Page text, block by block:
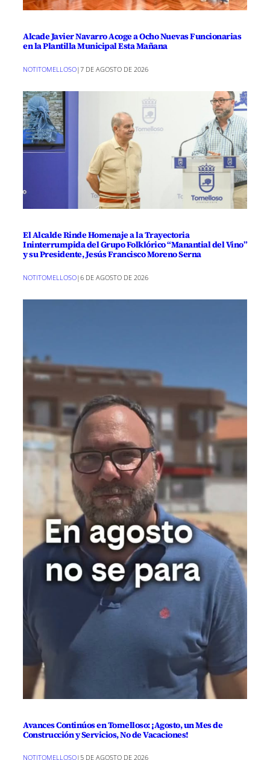
Alcade Javier Navarro Acoge a Ocho Nuevas Funcionarias
en la Plantilla Municipal Esta Mañana
NOTITOMELLOSO|7 DE AGOSTO DE 2026
El Alcalde Rinde Homenaje a la Trayectoria
Ininterrumpida del Grupo Folklórico “Manantial del Vino”
y su Presidente, Jesús Francisco Moreno Serna
NOTITOMELLOSO|6 DE AGOSTO DE 2026
Avances Continúos en Tomelloso: ¡Agosto, un Mes de
Construcción y Servicios, No de Vacaciones!
NOTITOMELLOSO|5 DE AGOSTO DE 2026